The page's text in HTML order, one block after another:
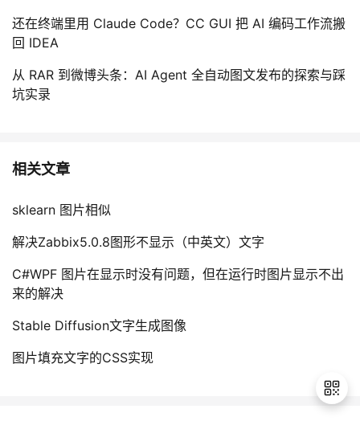
还在终端里用 Claude Code？CC GUI 把 AI 编码工作流搬
回 IDEA
从 RAR 到微博头条：AI Agent 全自动图文发布的探索与踩
坑实录
相关文章
sklearn 图片相似
解决Zabbix5.0.8图形不显示（中英文）文字
C#WPF 图片在显示时没有问题，但在运行时图片显示不出
来的解决
Stable Diffusion文字生成图像
图片填充文字的CSS实现